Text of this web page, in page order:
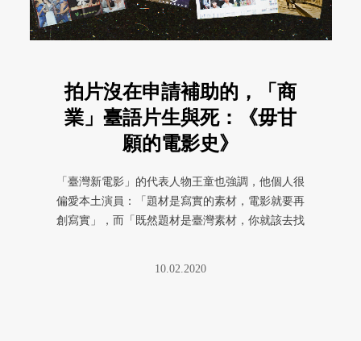
拍片沒在申請補助的，「商
業」臺語片生與死：《毋甘
願的電影史》
「臺灣新電影」的代表人物王童也強調，他個人很
偏愛本土演員：「題材是寫實的素材，電影就要再
創寫實」，而「既然題材是臺灣素材，你就該去找
10.02.2020